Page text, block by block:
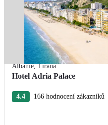
Albánie,Tirana
Hotel Adria Palace
4.4
166 hodnocení zákazníků